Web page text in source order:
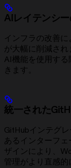
AIレイテンシ
インフラの改善
が大幅に削減さ
AI機能を使用す
きます。
統一された
GitHubインテグ
あるインターフ
ザインにより、
管理がより直感的